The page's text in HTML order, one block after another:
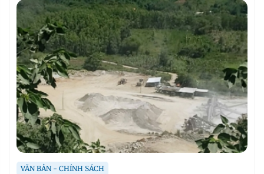
VĂN BẢN - CHÍNH SÁCH